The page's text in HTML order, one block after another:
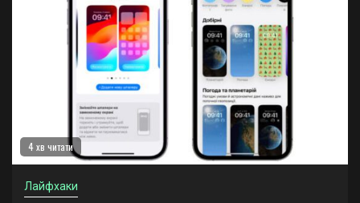
4 хв читати
Лайфхаки